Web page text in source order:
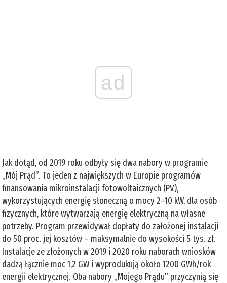
ad
Jak dotąd, od 2019 roku odbyły się dwa nabory w programie
„Mój Prąd”. To jeden z największych w Europie programów
finansowania mikroinstalacji fotowoltaicznych (PV),
wykorzystujących energię słoneczną o mocy 2–10 kW, dla osób
fizycznych, które wytwarzają energię elektryczną na własne
potrzeby. Program przewidywał dopłaty do założonej instalacji
do 50 proc. jej kosztów – maksymalnie do wysokości 5 tys. zł.
Instalacje ze złożonych w 2019 i 2020 roku naborach wniosków
dadzą łącznie moc 1,2 GW i wyprodukują około 1200 GWh/rok
energii elektrycznej. Oba nabory „Mojego Prądu” przyczynią się